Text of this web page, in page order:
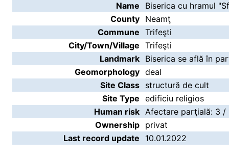
Name
Biserica cu hramul
County Neamţ
Commune Trifeşti
City/Town/Village Trifeşti
Landmark Biserica se află în
Geomorphology deal
Site Class structură de cult
Site Type edificiu religios
Human risk Afectare parţială: 3 /
Ownership privat
Last record update
10.01.2022